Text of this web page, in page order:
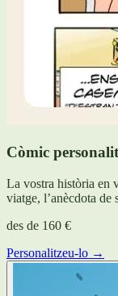
Còmic
La vostra història en
viatge, l’anècdota de
des de 160 €
Personalitzeu-lo →